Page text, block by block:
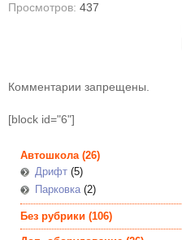
Просмотров: 437
Комментарии запрещены.
[block id="6"]
Автошкола(26)
Дрифт (5)
Парковка(2)
Без рубрики (106)